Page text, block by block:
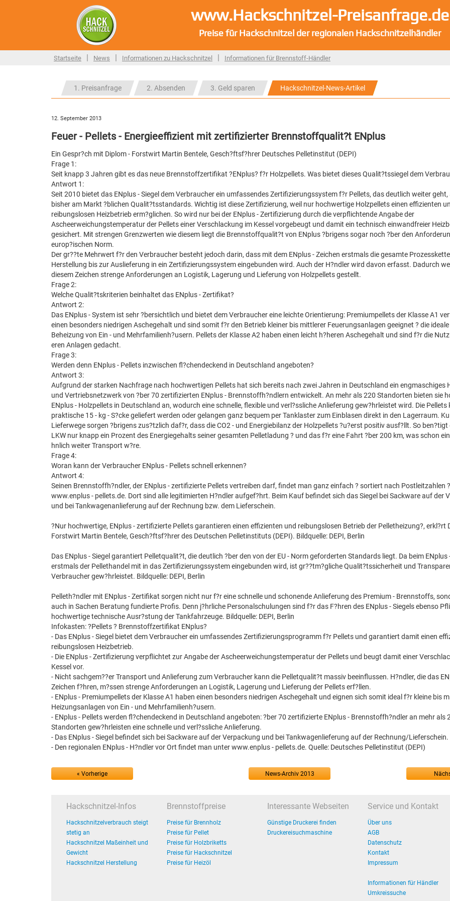
www.Hackschnitzel-Preisanfrage.de
Preise für Hackschnitzel der regionalen Hackschnitzelhändler
Startseite | News | Informationen zu Hackschnitzel | Informationen für Brennstoff-Händler
1. Preisanfrage 2. Absenden 3. Geld sparen Hackschnitzel-News-Artikel
12. September 2013
Feuer - Pellets - Energieeffizient mit zertifizierter Brennstoffqualit?t ENplus
Ein Gespr?ch mit Diplom - Forstwirt Martin Bentele, Gesch?ftsf?hrer Deutsches Pelletinstitut (DEPI)
Frage 1:
Seit knapp 3 Jahren gibt es das neue Brennstoffzertifikat ?ENplus? f?r Holzpellets. Was bietet dieses Qualit?tssiegel dem
Antwort 1:
Seit 2010 bietet das ENplus - Siegel dem Verbraucher ein umfassendes Zertifizierungssystem f?r Pellets, das deutlich weiter geht,
bisher am Markt ?blichen Qualit?tsstandards. Wichtig ist diese Zertifizierung, weil nur hochwertige Holzpellets einen effizienten
reibungslosen Heizbetrieb erm?glichen. So wird nur bei der ENplus - Zertifizierung durch die verpflichtende Angabe der
Ascheerweichungstemperatur der Pellets einer Verschlackung im Kessel vorgebeugt und damit ein technisch einwandfreier
gesichert. Mit strengen Grenzwerten wie diesem liegt die Brennstoffqualit?t von ENplus ?brigens sogar noch ?ber den
europ?ischen Norm.
Der gr??te Mehrwert f?r den Verbraucher besteht jedoch darin, dass mit dem ENplus - Zeichen erstmals die gesamte
Herstellung bis zur Auslieferung in ein Zertifizierungssystem eingebunden wird. Auch der H?ndler wird davon erfasst. Dadurch
diesem Zeichen strenge Anforderungen an Logistik, Lagerung und Lieferung von Holzpellets gestellt.
Frage 2:
Welche Qualit?tskriterien beinhaltet das ENplus - Zertifikat?
Antwort 2:
Das ENplus - System ist sehr ?bersichtlich und bietet dem Verbraucher eine leichte Orientierung: Premiumpellets der Klasse A1
einen besonders niedrigen Aschegehalt und sind somit f?r den Betrieb kleiner bis mittlerer Feuerungsanlagen geeignet ? die
Beheizung von Ein - und Mehrfamilienh?usern. Pellets der Klasse A2 haben einen leicht h?heren Aschegehalt und sind f?r die
eren Anlagen gedacht.
Frage 3:
Werden denn ENplus - Pellets inzwischen fl?chendeckend in Deutschland angeboten?
Antwort 3:
Aufgrund der starken Nachfrage nach hochwertigen Pellets hat sich bereits nach zwei Jahren in Deutschland ein engmaschiges
und Vertriebsnetzwerk von ?ber 70 zertifizierten ENplus - Brennstoffh?ndlern entwickelt. An mehr als 220 Standorten bieten sie
ENplus - Holzpellets in Deutschland an, wodurch eine schnelle, flexible und verl?ssliche Anlieferung gew?hrleistet wird. Die Pellets
praktische 15 - kg - S?cke geliefert werden oder gelangen ganz bequem per Tanklaster zum Einblasen direkt in den Lagerraum.
Lieferwege sorgen ?brigens zus?tzlich daf?r, dass die CO2 - und Energiebilanz der Holzpellets ?u?erst positiv ausf?llt. So ben?tigt
LKW nur knapp ein Prozent des Energiegehalts seiner gesamten Pelletladung ? und das f?r eine Fahrt ?ber 200 km, was schon
hnlich weiter Transport w?re.
Frage 4:
Woran kann der Verbraucher ENplus - Pellets schnell erkennen?
Antwort 4:
Seinen Brennstoffh?ndler, der ENplus - zertifizierte Pellets vertreiben darf, findet man ganz einfach ? sortiert nach Postleitzahlen
www.enplus - pellets.de. Dort sind alle legitimierten H?ndler aufgef?hrt. Beim Kauf befindet sich das Siegel bei Sackware auf der
und bei Tankwagenanlieferung auf der Rechnung bzw. dem Lieferschein.
?Nur hochwertige, ENplus - zertifizierte Pellets garantieren einen effizienten und reibungslosen Betrieb der Pelletheizung?, erkl?rt
Forstwirt Martin Bentele, Gesch?ftsf?hrer des Deutschen Pelletinstituts (DEPI). Bildquelle: DEPI, Berlin
Das ENplus - Siegel garantiert Pelletqualit?t, die deutlich ?ber den von der EU - Norm geforderten Standards liegt. Da beim ENplus
erstmals der Pellethandel mit in das Zertifizierungssystem eingebunden wird, ist gr??tm?gliche Qualit?tssicherheit und
Verbraucher gew?hrleistet. Bildquelle: DEPI, Berlin
Pelleth?ndler mit ENplus - Zertifikat sorgen nicht nur f?r eine schnelle und schonende Anlieferung des Premium - Brennstoffs,
auch in Sachen Beratung fundierte Profis. Denn j?hrliche Personalschulungen sind f?r das F?hren des ENplus - Siegels ebenso
hochwertige technische Ausr?stung der Tankfahrzeuge. Bildquelle: DEPI, Berlin
Infokasten: ?Pellets ? Brennstoffzertifikat ENplus?
- Das ENplus - Siegel bietet dem Verbraucher ein umfassendes Zertifizierungsprogramm f?r Pellets und garantiert damit einen
reibungslosen Heizbetrieb.
- Die ENplus - Zertifizierung verpflichtet zur Angabe der Ascheerweichungstemperatur der Pellets und beugt damit einer
Kessel vor.
- Nicht sachgem??er Transport und Anlieferung zum Verbraucher kann die Pelletqualit?t massiv beeinflussen. H?ndler, die das
Zeichen f?hren, m?ssen strenge Anforderungen an Logistik, Lagerung und Lieferung der Pellets erf?llen.
- ENplus - Premiumpellets der Klasse A1 haben einen besonders niedrigen Aschegehalt und eignen sich somit ideal f?r kleine bis
Heizungsanlagen von Ein - und Mehrfamilienh?usern.
- ENplus - Pellets werden fl?chendeckend in Deutschland angeboten: ?ber 70 zertifizierte ENplus - Brennstoffh?ndler an mehr als
Standorten gew?hrleisten eine schnelle und verl?ssliche Anlieferung.
- Das ENplus - Siegel befindet sich bei Sackware auf der Verpackung und bei Tankwagenlieferung auf der Rechnung/Lieferschein.
- Den regionalen ENplus - H?ndler vor Ort findet man unter www.enplus - pellets.de. Quelle: Deutsches Pelletinstitut (DEPI)
« Vorherige News-Archiv 2013
Hackschnitzel-Infos
Hackschnitzelverbrauch steigt
stetig an
Hackschnitzel Maßeinheit und
Gewicht
Hackschnitzel Herstellung
Brennstoffpreise
Preise für Brennholz
Preise für Pellet
Preise für Holzbriketts
Preise für Hackschnitzel
Preise für Heizöl
Interessante Webseiten
Günstige Druckerei finden
Druckereisuchmaschine
Service und Kontakt
Über uns
AGB
Datenschutz
Kontakt
Impressum
Informationen für Händler
Umkreissuche